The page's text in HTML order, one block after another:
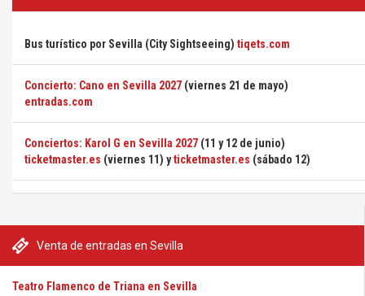
Venta de entradas en Sevilla
Teatro Flamenco de Triana en Sevilla
Bus turístico por Sevilla (City Sightseeing) tiqets.com
Concierto: Cano en Sevilla 2027 (viernes 21 de mayo)
entradas.com
Conciertos: Karol G en Sevilla 2027 (11 y 12 de junio)
ticketmaster.es (viernes 11) yticketmaster.es (sábado 12)